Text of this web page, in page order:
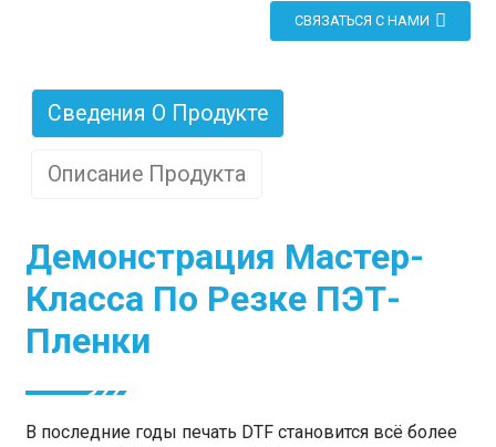
СВЯЗАТЬСЯ С НАМИ
Сведения О Продукте
Описание Продукта
Демонстрация Мастер-
Класса По Резке ПЭТ-
Пленки
В последние годы печать DTF становится всё более